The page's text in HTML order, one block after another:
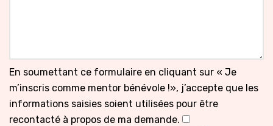
En soumettant ce formulaire en cliquant sur « Je
m’inscris comme mentor bénévole !», j’accepte que les
informations saisies soient utilisées pour être
recontacté à propos de ma demande.